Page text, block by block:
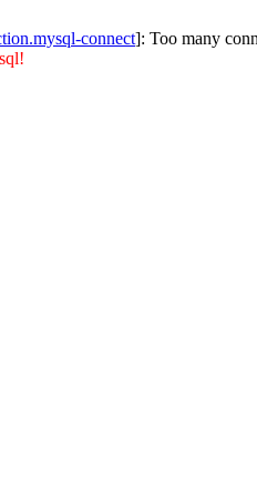
connect]: Too many